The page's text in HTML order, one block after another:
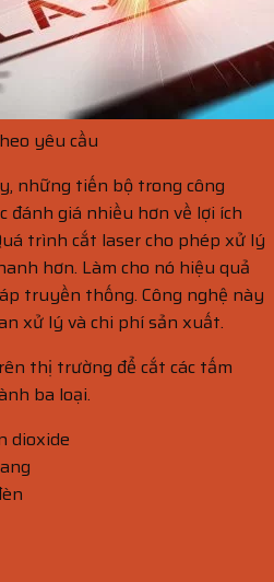
yêu cầu
những tiến bộ trong công
đánh giá nhiều hơn về lợi ích
trình cắt laser cho phép xử lý
hơn. Làm cho nó hiệu quả
truyền thống. Công nghệ này
xử lý và chi phí sản xuất.
thị trường để cắt các tấm
ba loại.
dioxide